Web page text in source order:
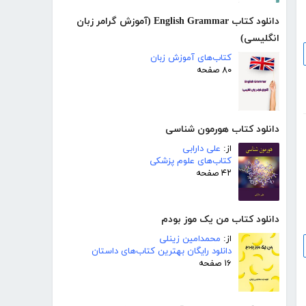
دانلود کتاب English Grammar (آموزش گرامر زبان
انگلیسی)
کتاب‌های آموزش زبان
۸۰ صفحه
دانلود کتاب هورمون شناسی
از: علی دارابی
کتاب‌های علوم پزشکی
۴۲ صفحه
دانلود کتاب من یک موز بودم
از: محمدامین زینلی
دانلود رایگان بهترین کتاب‌های داستان
۱۶ صفحه